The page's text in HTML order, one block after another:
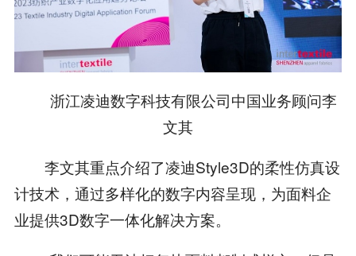
浙江凌迪数字科技有限公司中国业务顾问李
文其
李文其重点介绍了凌迪Style3D的柔性仿真设
计技术，通过多样化的数字内容呈现，为面料企
业提供3D数字一体化解决方案。